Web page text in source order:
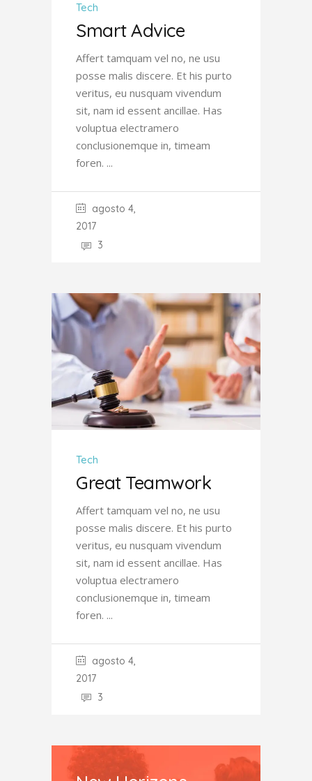
Tech
Smart Advice
Affert tamquam vel no, ne usu
posse malis discere. Et his purto
veritus, eu nusquam vivendum
sit, nam id essent ancillae. Has
voluptua electramero
conclusionemque in, timeam
foren.
agosto 4,
2017
3
Tech
Great Teamwork
Affert tamquam vel no, ne usu
posse malis discere. Et his purto
veritus, eu nusquam vivendum
sit, nam id essent ancillae. Has
voluptua electramero
conclusionemque in, timeam
foren.
agosto 4,
2017
3